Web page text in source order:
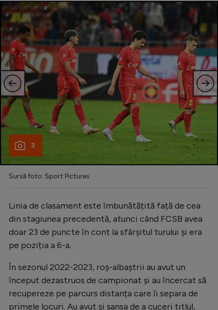
3
Sursă foto: Sport Pictures
Linia de clasament este îmbunătățită față de cea
din stagiunea precedentă, atunci când FCSB avea
doar 23 de puncte în cont la sfârșitul turului și era
pe poziția a 6-a.
În sezonul 2022-2023, roș-albaștrii au avut un
început dezastruos de campionat și au încercat să
recupereze pe parcurs distanța care îi separa de
primele locuri. Au avut și șansa de a cuceri titlul,